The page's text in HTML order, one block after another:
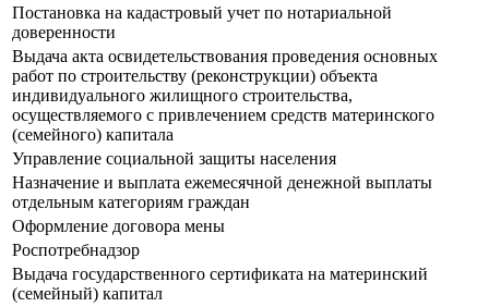
Постановка на кадастровый учет по нотариальной
доверенности
Выдача акта освидетельствования проведения основных
работ по строительству (реконструкции) объекта
индивидуального жилищного строительства,
осуществляемого с привлечением средств материнского
(семейного) капитала
Управление социальной защиты населения
Назначение и выплата ежемесячной денежной выплаты
отдельным категориям граждан
Оформление договора мены
Роспотребнадзор
Выдача государственного сертификата на материнский
(семейный) капитал